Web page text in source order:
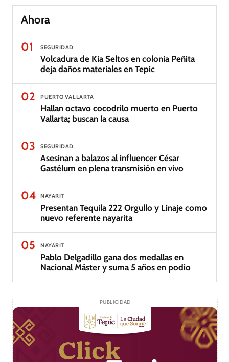
Ahora
01
SEGURIDAD
Volcadura de Kia Seltos en colonia Peñita
deja daños materiales en Tepic
02 PUERTO VALLARTA
Hallan octavo cocodrilo muerto en Puerto
Vallarta; buscan la causa
03 SEGURIDAD
Asesinan a balazos al influencer César
Gastélum en plena transmisión en vivo
04 NAYARIT
Presentan Tequila 222 Orgullo y Linaje como
nuevo referente nayarita
05 NAYARIT
Pablo Delgadillo gana dos medallas en
Nacional Máster y suma 5 años en podio
PUBLICIDAD